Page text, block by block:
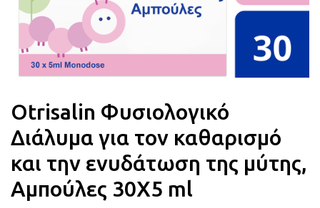
Korean beauty
Φροντίδα Ποδιών
Υγεία Προστάτη
Ακράτεια
Otrisalin Φυσιολογικό
Διάλυμα για τον καθαρισμό
και την ενυδάτωση της μύτης,
Αμπούλες 30Χ5 ml